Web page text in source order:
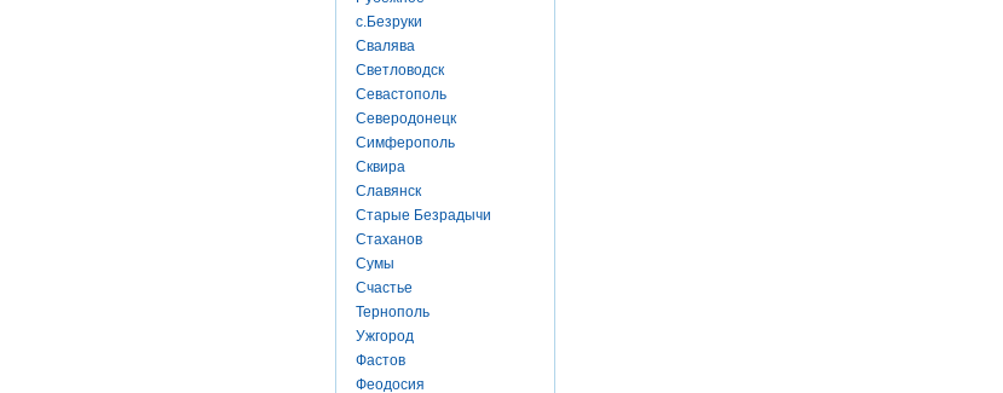
с.Безруки
Свалява
Светловодск
Севастополь
Северодонецк
Симферополь
Сквира
Славянск
Старые Безрадычи
Стаханов
Сумы
Счастье
Тернополь
Ужгород
Фастов
Феодосия